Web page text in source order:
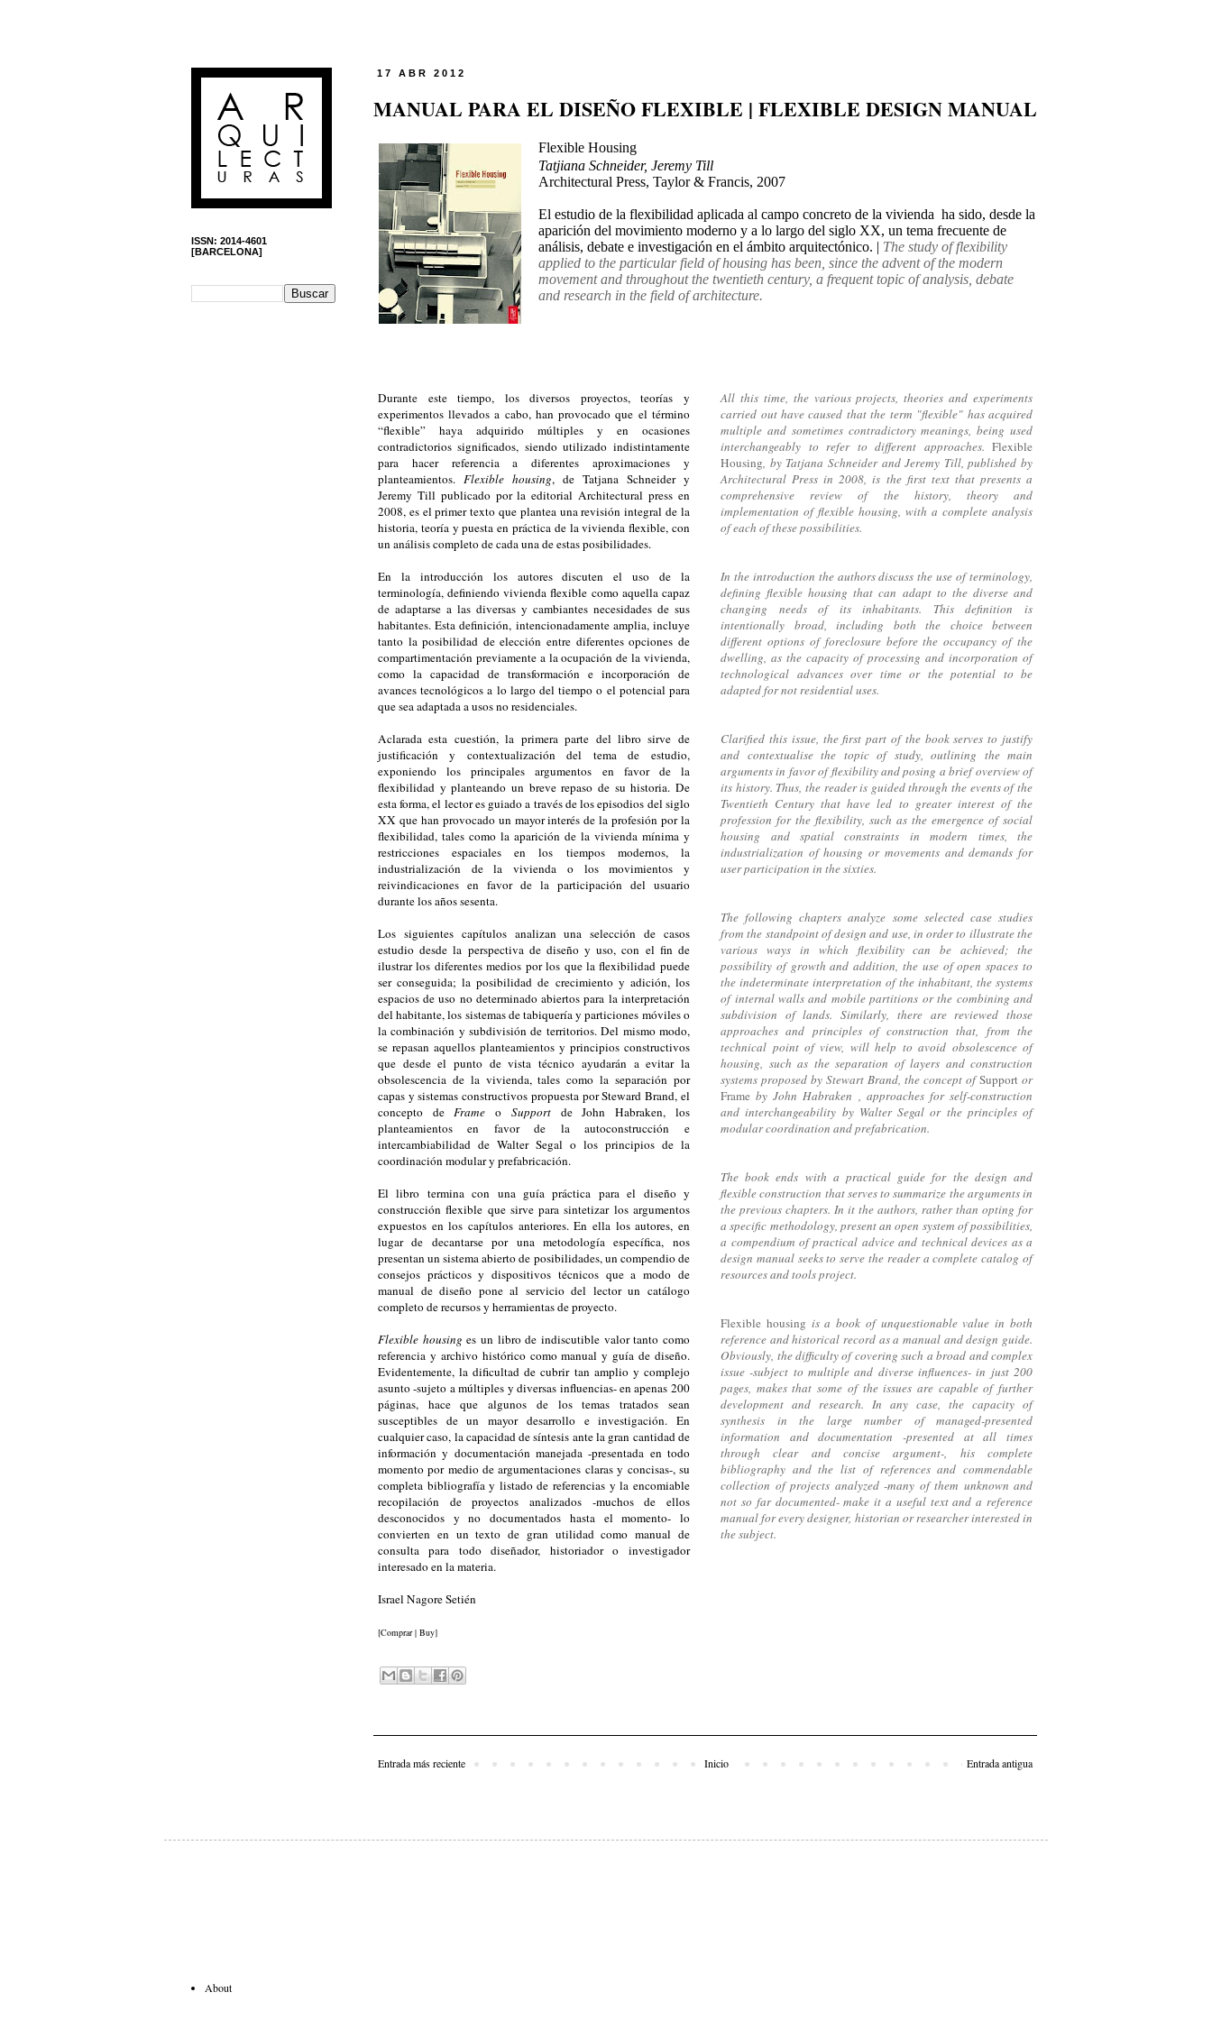
17 ABR 2012
MANUAL PARA EL DISEÑO FLEXIBLE | FLEXIBLE DESIGN MANUAL
Flexible Housing
Tatjiana Schneider, Jeremy Till
Architectural Press, Taylor & Francis, 2007
El estudio de la flexibilidad aplicada al campo concreto de la vivienda ha sido, desde la
aparicióndel movimiento moderno y a lo largodel siglo XX, un tema frecuente de
análisis, debate e investigación en el ámbito arquitectónico. | The study of flexibility
applied to the particular field of housing has been, since the advent of the modern
movement and throughout the twentieth century, a frequent topic of analysis, debate
and research in the field of architecture.
Durante este tiempo, los diversos proyectos, teorías y
experimentos llevados a cabo, han provocado que el término
“flexible” haya adquirido múltiples y en ocasiones
contradictorios significados, siendo utilizado indistintamente
para hacer referencia a diferentes aproximaciones y
planteamientos. Flexible housing, de Tatjana Schneider y
Jeremy Till publicado por la editorial Architectural press en
2008, es el primer texto que plantea una revisión integral de la
historia, teoría y puesta en práctica de la vivienda flexible, con
un análisis completo de cada una de estas posibilidades.
En la introducción los autores discuten el uso de la
terminología, definiendo vivienda flexible como aquella capaz
de adaptarse a las diversas y cambiantes necesidades de sus
habitantes. Esta definición, intencionadamente amplia, incluye
tanto la posibilidad de elección entre diferentes opciones de
compartimentación previamente a la ocupación de la vivienda,
como la capacidad de transformación e incorporación de
avances tecnológicos a lo largo del tiempo o el potencial para
que sea adaptada a usos no residenciales.
Aclarada esta cuestión, la primera parte del libro sirve de
justificación y contextualización del tema de estudio,
exponiendo los principales argumentos en favor de la
flexibilidad y planteando un breve repaso de su historia. De
esta forma, el lector es guiado a través de los episodios del siglo
XX que han provocado un mayor interés de la profesión por la
flexibilidad, tales como la aparición de la vivienda mínima y
restricciones espaciales en los tiempos modernos, la
industrialización de la vivienda o los movimientos y
reivindicaciones en favor de la participación del usuario
durante los años sesenta.
Los siguientes capítulos analizan una selección de casos
estudio desde la perspectiva de diseño y uso, con el fin de
ilustrar los diferentes medios por los que la flexibilidad puede
ser conseguida; la posibilidad de crecimiento y adición, los
espacios de uso no determinado abiertos para la interpretación
del habitante, los sistemas de tabiquería y particiones móviles o
la combinación y subdivisión de territorios. Del mismo modo,
se repasan aquellos planteamientos y principios constructivos
que desde el punto de vista técnico ayudarán a evitar la
obsolescencia de la vivienda, tales como la separación por
capas y sistemas constructivos propuesta por Steward Brand, el
concepto deFrame o Supportde John Habraken, los
planteamientos en favor de la autoconstrucción e
intercambiabilidad de Walter Segal o los principios de la
coordinación modular y prefabricación.
El libro termina con una guía práctica para el diseño y
construcción flexible que sirve para sintetizar los argumentos
expuestos en los capítulos anteriores. En ella los autores, en
lugar de decantarse por una metodología específica, nos
presentan un sistema abierto de posibilidades, un compendio de
consejos prácticos y dispositivos técnicos que a modo de
manual de diseño pone al servicio del lector un catálogo
completo de recursos y herramientas de proyecto.
Flexible housing es un libro de indiscutible valor tanto como
referencia y archivo histórico como manual y guía de diseño.
Evidentemente, la dificultad de cubrir tan amplio y complejo
asunto -sujeto a múltiples y diversas influencias- en apenas 200
páginas, hace que algunos de los temas tratados sean
susceptibles de un mayor desarrollo e investigación. En
cualquier caso, la capacidad de síntesis ante la gran cantidad de
información y documentación manejada -presentada en todo
momento por medio de argumentaciones claras y concisas-, su
completa bibliografía y listado de referencias y la encomiable
recopilación de proyectos analizados -muchos de ellos
desconocidos y no documentados hasta el momento- lo
convierten en un texto de gran utilidad como manual de
consulta para todo diseñador, historiador o investigador
interesado en la materia.
Israel Nagore Setién
[Comprar | Buy]
All this time, the various projects, theories and experiments
carried out have caused that the term "flexible" has acquired
multiple and sometimes contradictory meanings, being used
interchangeably to refer to different approaches. Flexible
Housing, by Tatjana Schneider and Jeremy Till, published by
Architectural Press in 2008, is the first text that presents a
comprehensive review of the history, theory and
implementation of flexible housing, with a complete analysis
of each of these possibilities.
In the introduction the authors discuss the use of terminology,
defining flexible housing that can adapt to the diverse and
changing needs of its inhabitants. This definition is
intentionally broad, including both the choice between
different options of foreclosure before the occupancy of the
dwelling, as the capacity of processing and incorporation of
technological advances over time or the potential to be
adapted for not residential uses.
Clarified this issue, the first part of the book serves to justify
and contextualise the topic of study, outlining the main
arguments in favor of flexibility and posing a brief overview of
its history. Thus, the reader is guided through the events of the
Twentieth Century that have led to greater interest of the
profession for the flexibility, such as the emergence of social
housing and spatial constraints in modern times, the
industrialization of housing or movements and demands for
user participation in the sixties.
The following chapters analyze some selected case studies
from the standpoint of design and use, in order to illustrate the
various ways in which flexibility can be achieved; the
possibility of growth and addition, the use of open spaces to
the indeterminate interpretation of the inhabitant, the systems
of internal walls and mobile partitions or the combining and
subdivision of lands. Similarly, there are reviewed those
approaches and principles of construction that, from the
technical point of view, will help to avoid obsolescence of
housing, such as the separation of layers and construction
systems proposed by Stewart Brand, the concept ofSupport or
Frame by John Habraken , approaches for self-construction
and interchangeability by Walter Segal or the principles of
modular coordination and prefabrication.
The book ends with a practical guide for the design and
flexible construction that serves to summarize the arguments in
the previous chapters. In it the authors, rather than opting for
a specific methodology, present an open system of possibilities,
a compendium of practical advice and technical devices as a
design manual seeks to serve the reader a complete catalog of
resources and tools project.
Flexible housing is a book of unquestionable value in both
reference and historical record as a manual and design guide.
Obviously, the difficulty of covering such a broad and complex
issue -subject to multiple and diverse influences- in just 200
pages, makes that some of the issues are capable of further
development and research. In any case, the capacity of
synthesis in the large number of managed-presented
information and documentation -presented at all times
through clear and concise argument-, his complete
bibliography and the list of references and commendable
collection of projects analyzed -many of them unknown and
not so far documented- make it a useful text and a reference
manual for every designer, historian or researcher interested in
the subject.
Entrada más reciente Entrada antigua
Inicio
ISSN: 2014-4601
[BARCELONA]
About